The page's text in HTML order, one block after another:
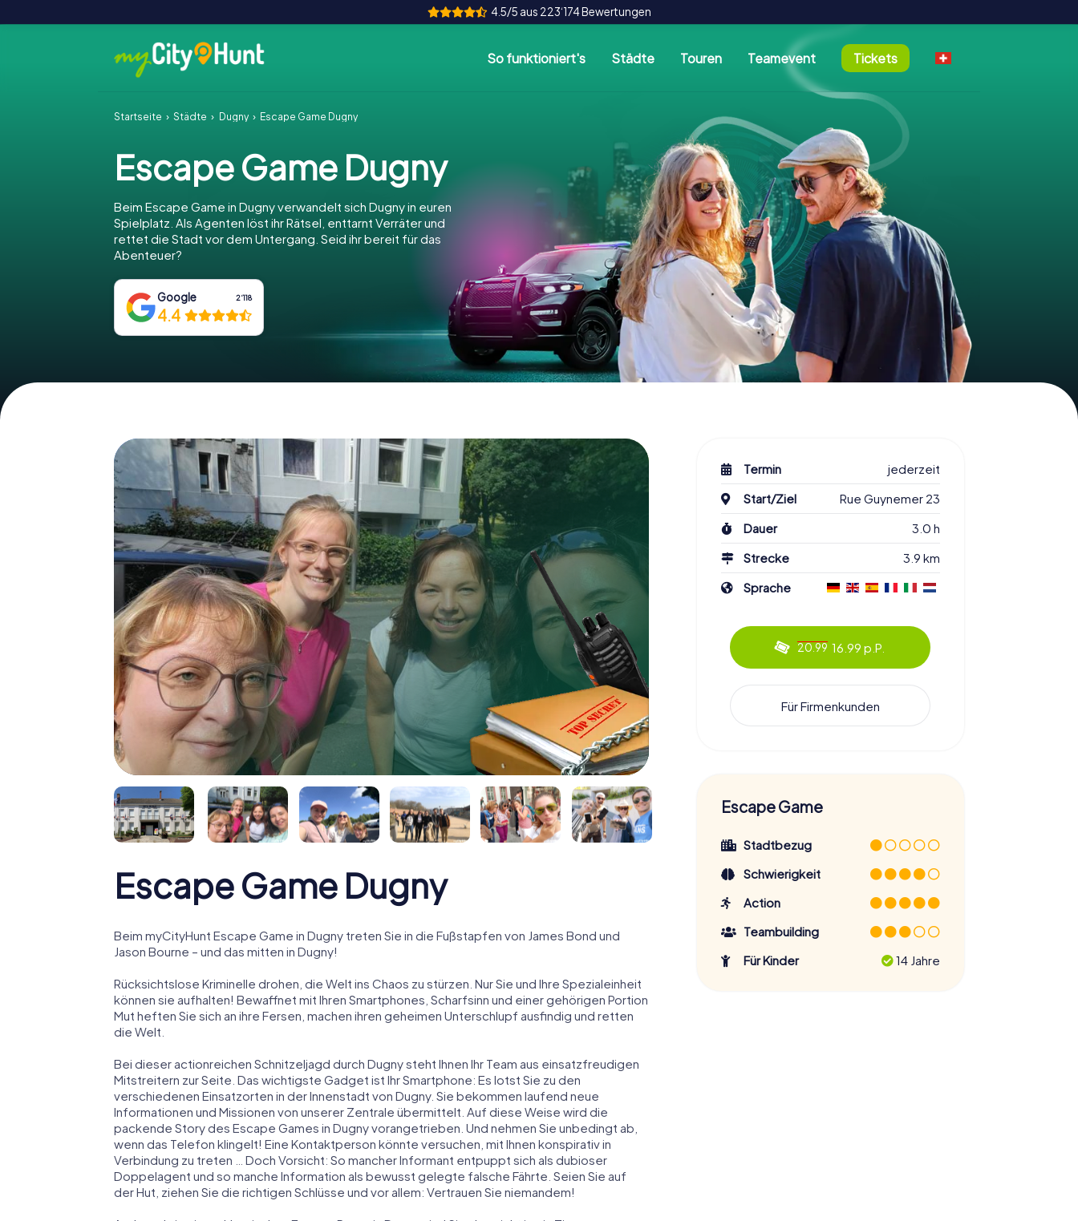
4.5/5 aus 223‘174 Bewertungen
So funktioniert's Städte Touren Teamevent Tickets
Startseite Städte Dugny Escape Game Dugny
Escape Game Dugny
Beim Escape Game in Dugny verwandelt sich Dugny in euren
Spielplatz. Als Agenten löst ihr Rätsel, enttarnt Verräter und
rettet die Stadt vor dem Untergang. Seid ihr bereit für das
Abenteuer?
Google 2‘118
4.4
Escape Game Dugny
Beim myCityHunt Escape Game in Dugny treten Sie in die Fußstapfen von James Bond und
Jason Bourne – und das mitten in Dugny!
Rücksichtslose Kriminelle drohen, die Welt ins Chaos zu stürzen. Nur Sie und Ihre Spezialeinheit
können sie aufhalten! Bewaffnet mit Ihren Smartphones, Scharfsinn und einer gehörigen Portion
Mut heften Sie sich an ihre Fersen, machen ihren geheimen Unterschlupf ausfindig und retten
die Welt.
Bei dieser actionreichen Schnitzeljagd durch Dugny steht Ihnen Ihr Team aus einsatzfreudigen
Mitstreitern zur Seite. Das wichtigste Gadget ist Ihr Smartphone: Es lotst Sie zu den
verschiedenen Einsatzorten in der Innenstadt von Dugny. Sie bekommen laufend neue
Informationen und Missionen von unserer Zentrale übermittelt. Auf diese Weise wird die
packende Story des Escape Games in Dugny vorangetrieben. Und nehmen Sie unbedingt ab,
wenn das Telefon klingelt! Eine Kontaktperson könnte versuchen, mit Ihnen konspirativ in
Verbindung zu treten … Doch Vorsicht: So mancher Informant entpuppt sich als dubioser
Doppelagent und so manche Information als bewusst gelegte falsche Fährte. Seien Sie auf
der Hut, ziehen Sie die richtigen Schlüsse und vor allem: Vertrauen Sie niemandem!
Termin
jederzeit
Start/Ziel
Rue Guynemer 23
Dauer
3.0 h
Strecke
3.9 km
Sprache
20.99 16.99 p.P.
Für Firmenkunden
Escape Game
Stadtbezug
Schwierigkeit
Action
Teambuilding
Für Kinder
14 Jahre